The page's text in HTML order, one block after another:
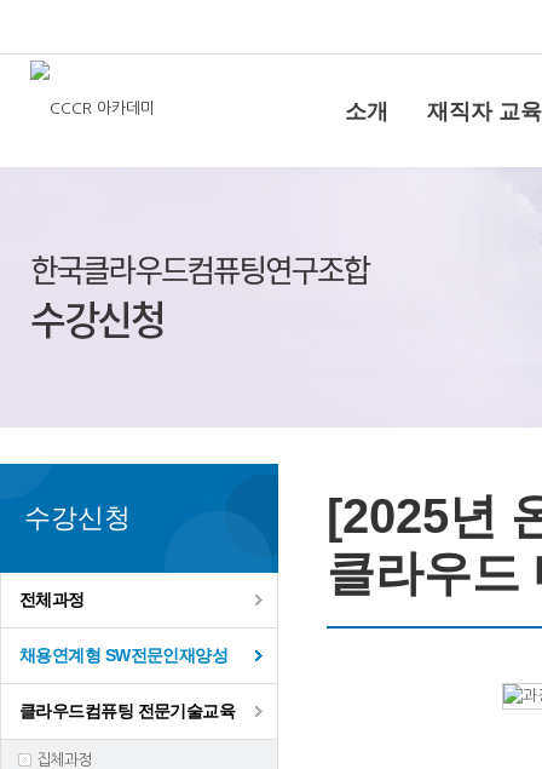
소개 재직자 교육
수강신청
전체과정
채용연계형 SW전문인재양성
클라우드컴퓨팅 전문기술교육
집체과정
[2025년
클라우드